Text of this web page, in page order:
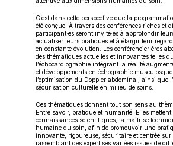
C’est dans cette perspective que la
été conçue. À travers des conférences riches et
participant·es seront invité·es à approfondir
actualiser leurs pratiques et à élargir leur
en constante évolution. Les conférencier·ères
des thématiques actuelles et innovantes telles
l’échocardiographie intégrant la réalité
et développements en échographie
l’optimisation du Doppler abdominal, ainsi que
sécurisation culturelle en milieu de soins.
Ces thématiques donnent tout son sens au
Entre savoir, pratique et humanité. Elles
connaissances scientifiques, la maîtrise
humaine du soin, afin de promouvoir une
innovante, rigoureuse, sécuritaire et centrée sur
rassemblant des expertises variées issues de